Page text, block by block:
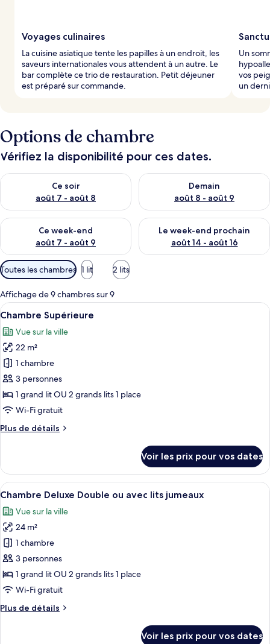
Voyages culinaires
La cuisine asiatique tente les papilles à un endroit, les
saveurs internationales vous attendent à un autre. Le
bar complète ce trio de restauration. Petit déjeuner
est préparé sur commande.
Un
vos
un
Options de chambre
Vérifiez la disponibilité pour ces dates.
Ce soir
août 7 - août 8
Vérifier la disponibilité pour ce soir août 7 - août 8
Demain
août 8 - août 9
Vérifier la disponibilité pour
Ce week-end
août 7 - août 9
Vérifier la disponibilité pour ce week-end août 7 - août 9
Le week-end prochain
août 14 - août 16
Vérifier la disponibilité pour
Filtres
disponibles
pour
les
chambres
Toutes les chambres 1 lit 2 lits
Affichage de 9 chambres sur 9
Afficher
toutes
les
photos
pour
ce
type
de
chambre :
Chambre
Literie hypoallergénique, minibar,
4
Chambre Supérieure
Vue sur la ville
22 m²
1 chambre
3 personnes
1 grand lit OU 2 grands lits 1 place
Wi-Fi gratuit
Plus de détails
Plus
le
type
de
Chambre
Supérieure
Voir les prix pour vos dates
Afficher
toutes
les
photos
pour
ce
type
de
chambre :
Chambre
Une chambre d’hôtel avec un
5
Chambre Deluxe Double ou avec lits jumeaux
Vue sur la ville
24 m²
1 chambre
3 personnes
1 grand lit OU 2 grands lits 1 place
Wi-Fi gratuit
Plus de détails
Plus
Voir les prix pour vos dates